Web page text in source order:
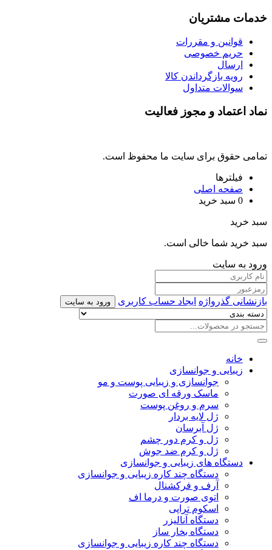
خدمات مشتریان
قوانین و مقررات
حریم خصوصی
ارسال
رویه بازگرداندن کالا
سوالات متداول
نماد اعتماد و مجوز فعالیت
تمامی حقوق برای سایت ما محفوظ است.
فیلترها
صفحه اصلی
0 سبد خرید
سبد خرید
سبد خرید شما خالی است.
ورود به سایت
بازنشانی گذرواژه ایجاد حساب کاربری ورود به سایت
خانه
زیبایی و جوانسازی
جوانسازی و زیبایی پوست و مو
ماسک ورقه ای صورت
سرم و روغن پوست
ژل لایه بردار
ژل آبرسان
ژل و کرم دور چشم
ژل و کرم ضد جوش
دستگاه های زیبایی و جوانسازی
دستگاه چند کاره زیبایی و جوانسازی
آرف و فرکشنال
اتوی صورت و درما اف
اسکوم تراپی
دستگاه آنالیزر
دستگاه بخار ساز
دستگاه چند کاره زیبایی و جوانسازی